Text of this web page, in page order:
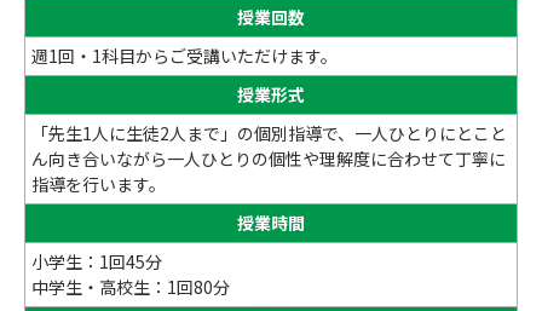
授業回数
週1回・1科目からご受講いただけます。
授業形式
「先生1人に生徒2人まで」の個別指導で、一人ひとりにとこと
ん向き合いながら一人ひとりの個性や理解度に合わせて丁寧に
指導を行います。
授業時間
小学生：1回45分
中学生・高校生：1回80分